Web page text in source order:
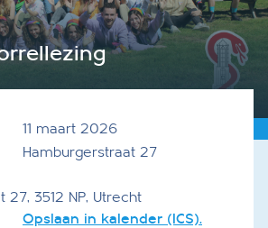
11 maart 2026
Hamburgerstraat 27
27, 3512 NP, Utrecht
Opslaan in kalender (ICS).